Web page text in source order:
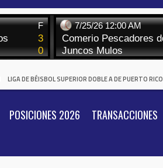
LIGA DE BÉISBOL SUPERIOR DOBLE A DE PUERTO RICO
POSICIONES 2026 TRANSACCIONES